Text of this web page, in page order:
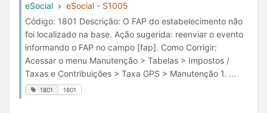
eSocial
eSocial - S1005
Código: 1801 Descrição: O FAP do estabelecimento não
foi localizado na base. Ação sugerida: reenviar o evento
informando o FAP no campo [fap]. Como Corrigir:
Acessar o menu Manutenção > Tabelas > Impostos /
Taxas e Contribuições > Taxa GPS > Manutenção 1. ...
1801 1801